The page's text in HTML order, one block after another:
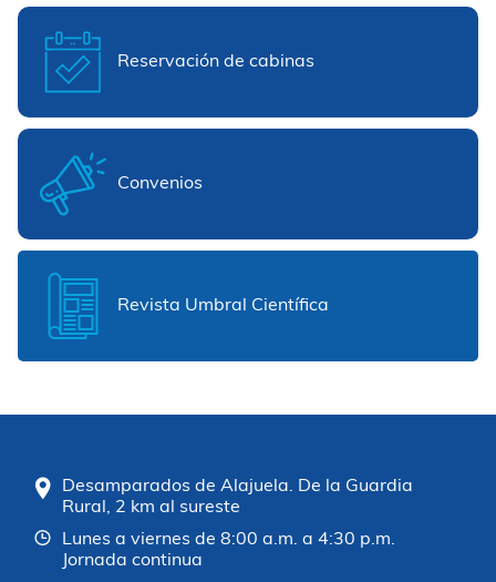
Reservación de cabinas
Convenios
Revista Umbral Científica
Desamparados de Alajuela. De la Guardia
Rural, 2 km al sureste
Lunes a viernes de 8:00 a.m. a 4:30 p.m.
Jornada continua